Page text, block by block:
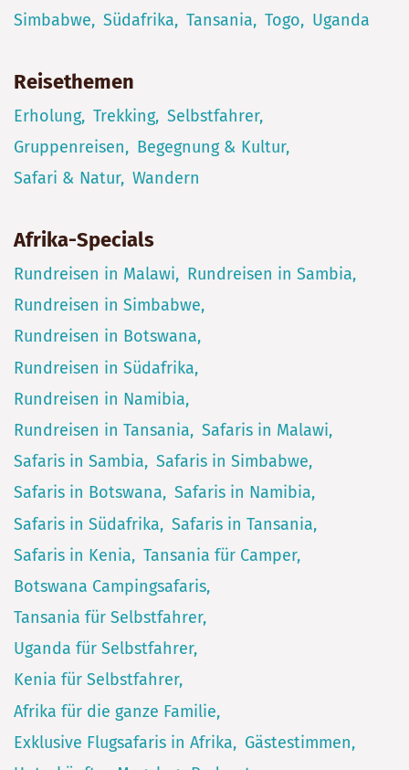
Simbabwe
Südafrika Tansania Togo Uganda
Reisethemen
Erholung Trekking Selbstfahrer
Gruppenreisen
Begegnung & Kultur
Safari & Natur Wandern
Afrika-Specials
Rundreisen in Malawi
Rundreisen in Sambia
Rundreisen in Simbabwe
Rundreisen in Botswana
Rundreisen in Südafrika
Rundreisen in Namibia
Rundreisen in Tansania
Safaris in Malawi
Safaris in Sambia
Safaris in Simbabwe
Safaris in Botswana
Safaris in Namibia
Safaris in Südafrika
Safaris in Tansania
Safaris in Kenia
Tansania für Camper
Botswana Campingsafaris
Tansania für Selbstfahrer
Uganda für Selbstfahrer
Kenia für Selbstfahrer
Afrika für die ganze Familie
Exklusive Flugsafaris in Afrika
Gästestimmen